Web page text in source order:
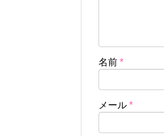
名前 *
メール *